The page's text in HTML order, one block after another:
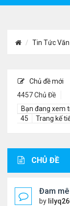
Tin Tức
Chủ đề mới
4457 Chủ Đề
Bạn đang xem
45
Trang kế
CHỦ ĐỀ
Đam
by